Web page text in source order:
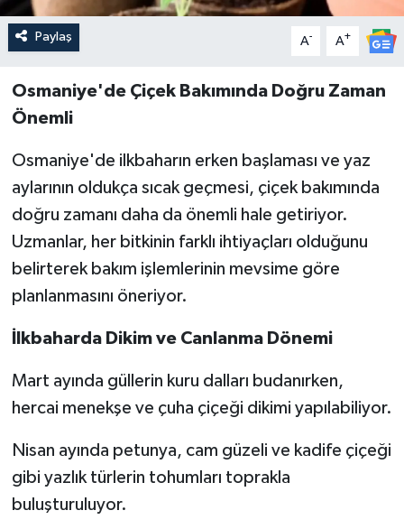
Paylaş A- A+
Osmaniye'de Çiçek Bakımında Doğru Zaman
Önemli
Osmaniye'de ilkbaharın erken başlaması ve yaz
aylarının oldukça sıcak geçmesi, çiçek bakımında
doğru zamanı daha da önemli hale getiriyor.
Uzmanlar, her bitkinin farklı ihtiyaçları olduğunu
belirterek bakım işlemlerinin mevsime göre
planlanmasını öneriyor.
İlkbaharda Dikim ve Canlanma Dönemi
Mart ayında güllerin kuru dalları budanırken,
hercai menekşe ve çuha çiçeği dikimi yapılabiliyor.
Nisan ayında petunya, cam güzeli ve kadife çiçeği
gibi yazlık türlerin tohumları toprakla
buluşturuluyor.